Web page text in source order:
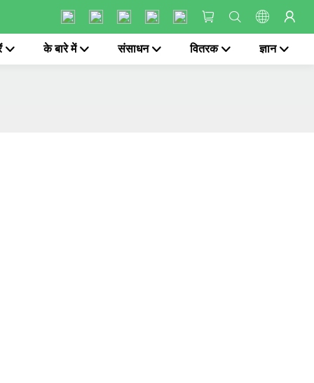
के बारे में संसाधन वितरक ज्ञान